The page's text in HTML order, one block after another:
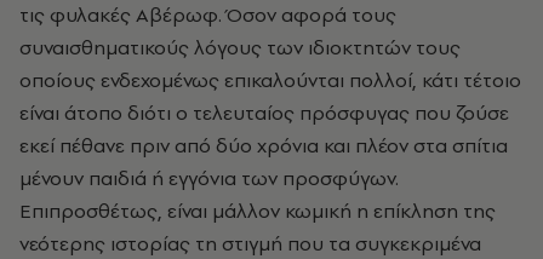
τις φυλακές Aβέρωφ. Όσον αφορά τους
συναισθηματικούς λόγους των ιδιοκτητών τους
οποίους ενδεχομένως επικαλούνται πολλοί, κάτι τέτοιο
είναι άτοπο διότι ο τελευταίος πρόσφυγας που ζούσε
εκεί πέθανε πριν από δύο χρόνια και πλέον στα σπίτια
μένουν παιδιά ή εγγόνια των προσφύγων.
Eπιπροσθέτως, είναι μάλλον κωμική η επίκληση της
νεότερης ιστορίας τη στιγμή που τα συγκεκριμένα